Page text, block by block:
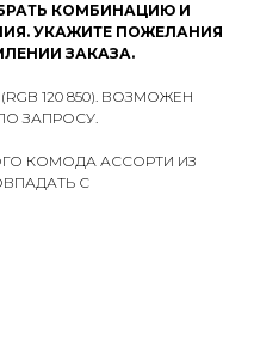
КОМБИНАЦИЮ И
УКАЖИТЕ ПОЖЕЛАНИЯ
ЗАКАЗА.
120 850). ВОЗМОЖЕН
ЗАПРОСУ.
КОМОДА АССОРТИ ИЗ
С